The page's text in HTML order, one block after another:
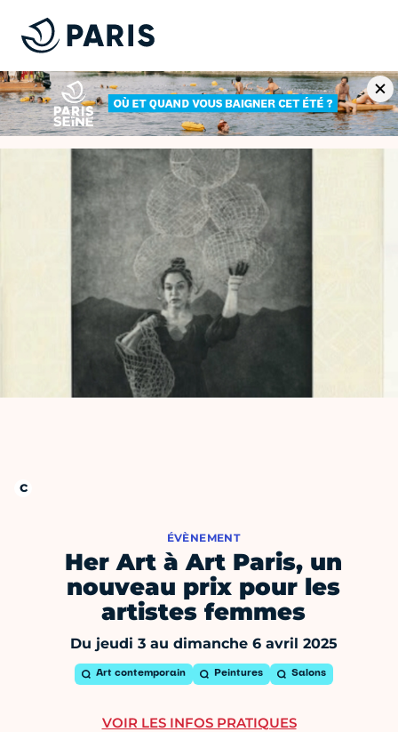
ÉVÈNEMENT
Her Art à Art Paris, un
nouveau prix pour les
artistes femmes
Du jeudi 3 au dimanche 6 avril 2025
Art contemporain Peintures Salons
VOIR LES INFOS PRATIQUES